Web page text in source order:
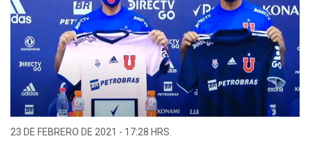
23 DE FEBRERO DE 2021 - 17:28 HRS.